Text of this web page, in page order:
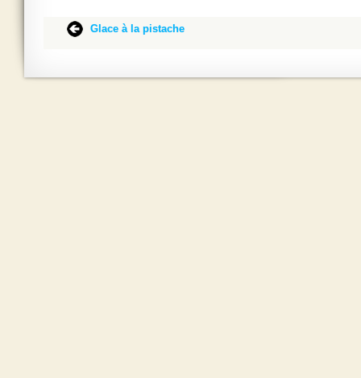
Glace à la pistache